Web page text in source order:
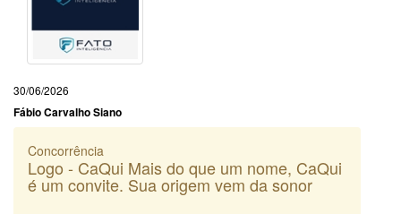
30/06/2026
Fábio Carvalho Siano
Concorrência
Logo - CaQui Mais do que um nome, CaQui
é um convite. Sua origem vem da sonor